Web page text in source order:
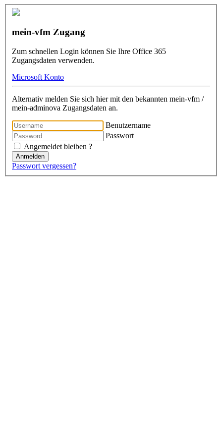
mein-vfm Zugang
Zum schnellen Login können Sie Ihre Office 365
Zugangsdaten verwenden.
Microsoft Konto
Alternativ melden Sie sich hier mit den bekannten mein-vfm /
mein-adminova Zugangsdaten an.
Benutzername
Passwort
Angemeldet bleiben ?
Anmelden
Passwort vergessen?